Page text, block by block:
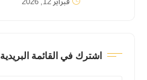
اشترك في القائمة البريدية